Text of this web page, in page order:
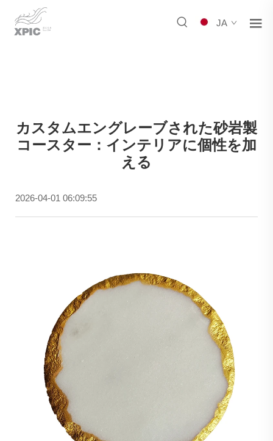
JA
カスタムエングレーブされた砂岩製
コースター：インテリアに個性を加
える
2026-04-01 06:09:55